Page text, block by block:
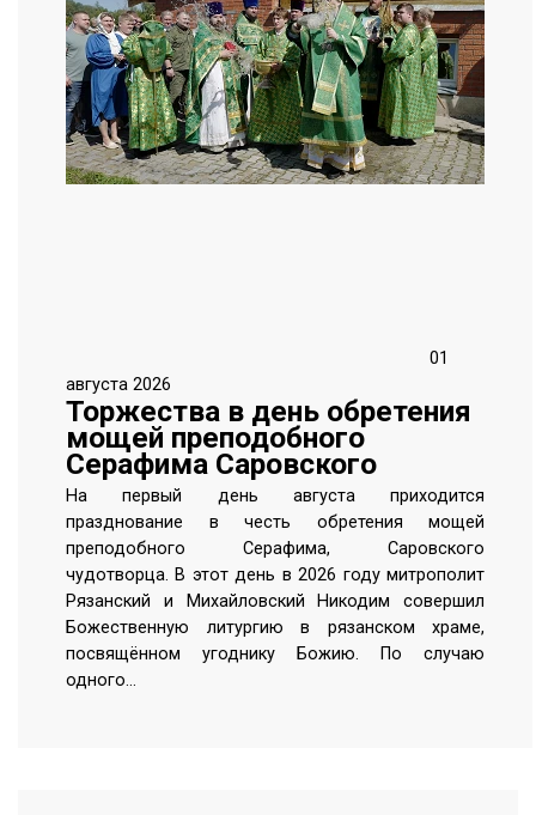
01
августа 2026
Торжества в день обретения
мощей преподобного
Серафима Саровского
На первый день августа приходится
празднование в честь обретения мощей
преподобного Серафима, Саровского
чудотворца. В этот день в 2026 году митрополит
Рязанский и Михайловский Никодим совершил
Божественную литургию в рязанском храме,
посвящённом угоднику Божию. По случаю
одного…